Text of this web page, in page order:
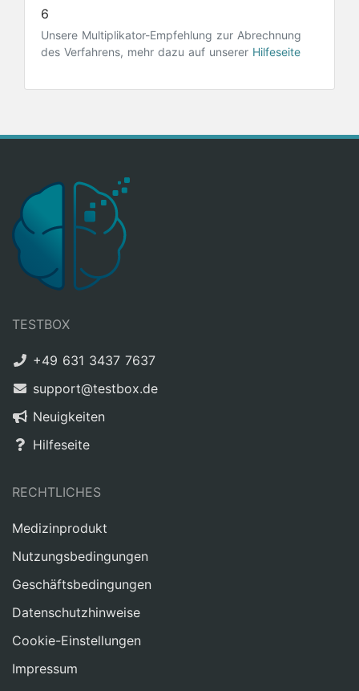
6
Unsere Multiplikator-Empfehlung zur Abrechnung
des Verfahrens, mehr dazu auf unserer Hilfeseite
TESTBOX
+49 631 3437 7637
support@testbox.de
Neuigkeiten
Hilfeseite
RECHTLICHES
Medizinprodukt
Nutzungsbedingungen
Geschäftsbedingungen
Datenschutzhinweise
Cookie-Einstellungen
Impressum